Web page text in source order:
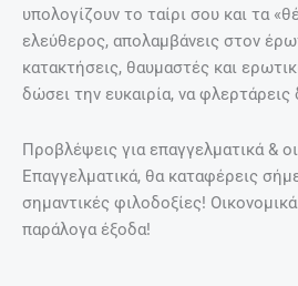
υπολογίζουν το ταίρι σου και τα
ελεύθερος, απολαμβάνεις στον
κατακτήσεις, θαυμαστές και
δώσει την ευκαιρία, να φλερτάρεις
Προβλέψεις για επαγγελματικά &
Επαγγελματικά, θα καταφέρεις
σημαντικές φιλοδοξίες!
παράλογα έξοδα!